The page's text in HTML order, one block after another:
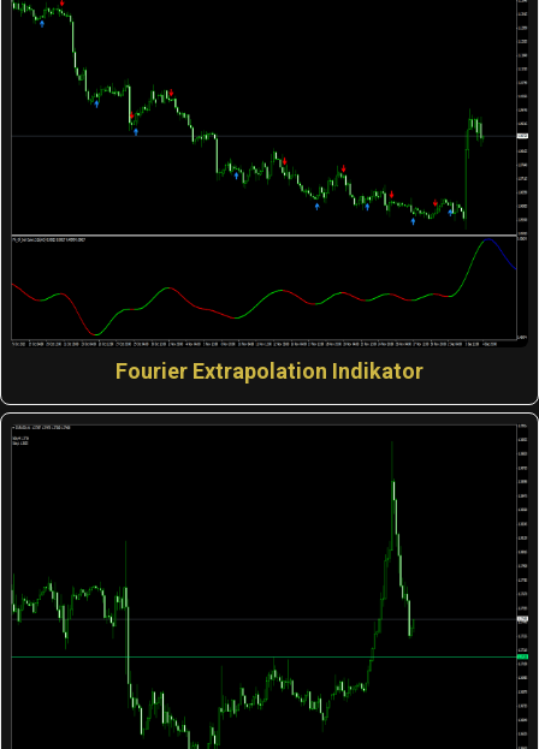
Fourier Extrapolation Indikator